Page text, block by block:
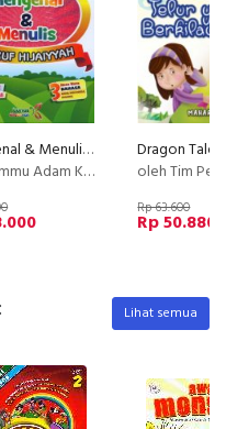
Mengenal & Menulis Huruf Hijaiyyah
Khairunnisaa
oleh Tim Pelangi
Rp 63.600
Rp 50.880
Lihat semua